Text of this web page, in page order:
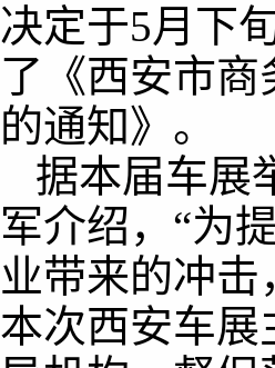
决定于5月下
了《西安市
的通知》。
据本届车展
军介绍，“为
业带来的冲
本次西安车